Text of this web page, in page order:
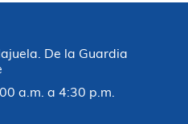
De la Guardia
a.m. a 4:30 p.m.